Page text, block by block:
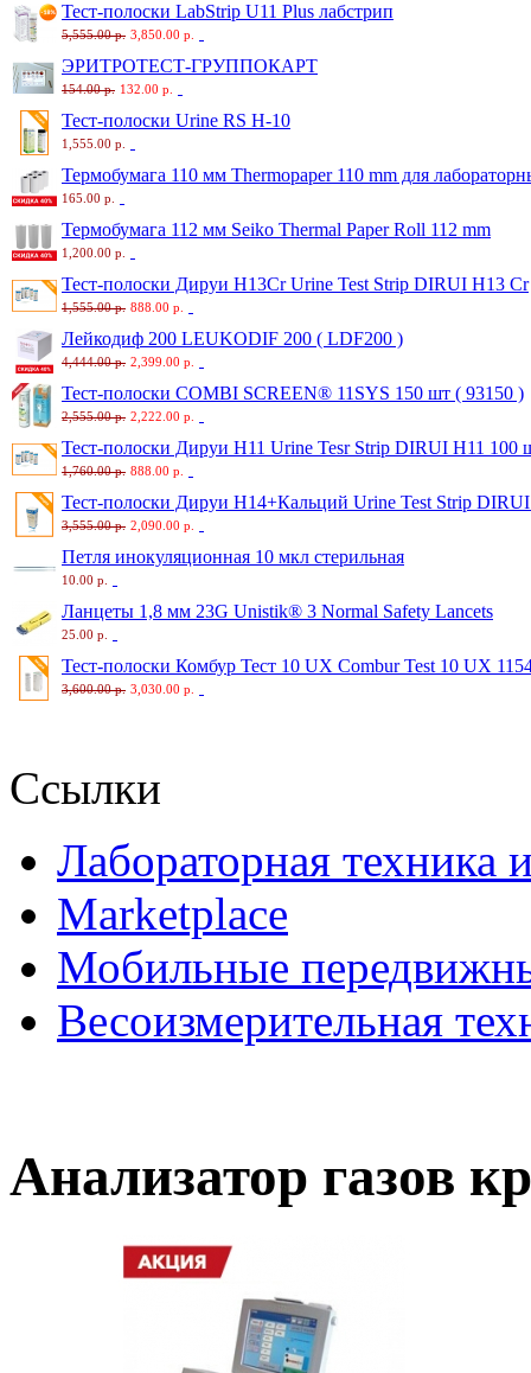
Тест-полоски LabStrip U11 Plus лабстрип
5,555.00 р. 3,850.00 р.
ЭРИТРОТЕСТ-ГРУППОКАРТ
154.00 р. 132.00 р.
Тест-полоски Urine RS H-10
1,555.00 р.
Термобумага 110 мм Thermopaper 110 mm для
165.00 р.
Термобумага 112 мм Seiko Thermal Paper Roll 112 mm
1,200.00 р.
Тест-полоски Дируи H13Cr Urine Test Strip DIRUI H13 Cr
1,555.00 р. 888.00 р.
Лейкодиф 200 LEUKODIF 200 ( LDF200 )
4,444.00 р. 2,399.00 р.
Тест-полоски COMBI SCREEN® 11SYS 150 шт ( 93150 )
2,555.00 р. 2,222.00 р.
Тест-полоски Дируи H11 Urine Tesr Strip DIRUI H11 100
1,760.00 р. 888.00 р.
Тест-полоски Дируи H14+Кальций Urine Test Strip
3,555.00 р. 2,090.00 р.
Петля инокуляционная 10 мкл стерильная
10.00 р.
Ланцеты 1,8 мм 23G Unistik® 3 Normal Safety Lancets
25.00 р.
Тест-полоски Комбур Тест 10 UX Combur Test 10 UX
3,600.00 р. 3,030.00 р.
Ссылки
Лабораторная техника
Marketplace
Мобильные
Весоизмерительная
Анализатор газов